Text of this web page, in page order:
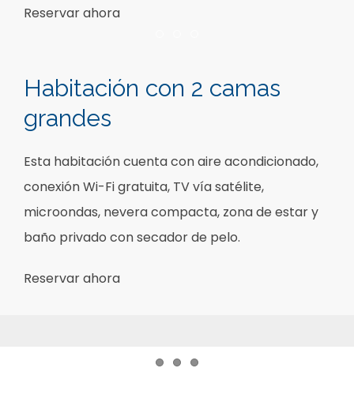
Reservar ahora
Habitación con 2 camas
grandes
Esta habitación cuenta con aire acondicionado,
conexión Wi-Fi gratuita, TV vía satélite,
microondas, nevera compacta, zona de estar y
baño privado con secador de pelo.
Reservar ahora
Item 1Item 2